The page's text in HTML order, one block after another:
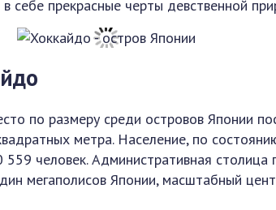
себе прекрасные черты девственной
по размеру среди островов Японии
метра. Население, по
человек. Административная столица
мегаполисов Японии, масштабный